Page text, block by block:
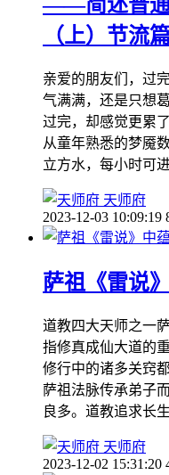
（上）节流
亲爱的朋友们，过
气满满，还是只想
过完，却感觉更累
从童年熟悉的梦魇
立方水，每小时可
天师府
2023-12-03 10:09:19
萨祖《雷说
道教四大天师之一
指修真成仙大道的
修行中的诸多关窍
萨祖法脉传承弟子
良多。道教追求长
天师府
2023-12-02 15:31:20